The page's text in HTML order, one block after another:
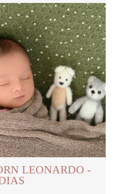
LEONARDO -